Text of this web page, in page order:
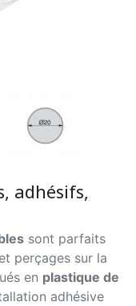
adhésifs,
sont parfaits
et perçages sur la
en plastique de
adhésive